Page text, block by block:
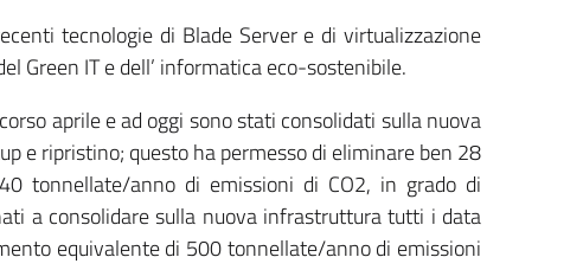
tecnologie di Blade Server e di virtualizzazione
Green IT e dell’ informatica eco-sostenibile.
aprile e ad oggi sono stati consolidati sulla nuova
e ripristino; questo ha permesso di eliminare ben 28
tonnellate/anno di emissioni di CO2, in grado di
a consolidare sulla nuova infrastruttura tutti i data
equivalente di 500 tonnellate/anno di emissioni